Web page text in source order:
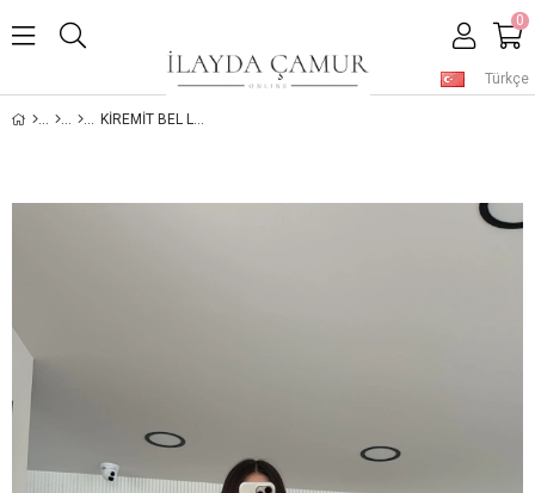
Türkçe
0
KIREMIT BEL LASTIKLI KETEN ŞORT TAKIM